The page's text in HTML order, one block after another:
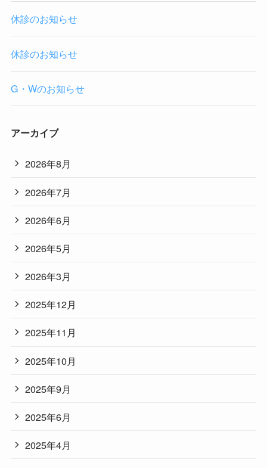
休診のお知らせ
休診のお知らせ
G・Wのお知らせ
アーカイブ
2026年8月
2026年7月
2026年6月
2026年5月
2026年3月
2025年12月
2025年11月
2025年10月
2025年9月
2025年6月
2025年4月